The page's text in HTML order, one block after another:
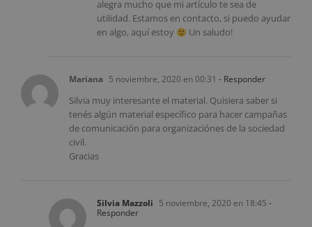
alegra mucho que mi artículo te sea de
utilidad. Estamos en contacto, si puedo ayudar
en algo, aquí estoy
Un saludo!
Mariana 5 noviembre, 2020 en 00:31 - Responder
Silvia muy interesante el material. Quisiera saber si
tenés algún material específico para hacer campañas
de comunicación para organizaciónes de la sociedad
civil.
Gracias
Silvia Mazzoli 5 noviembre, 2020 en 18:45 -
Responder